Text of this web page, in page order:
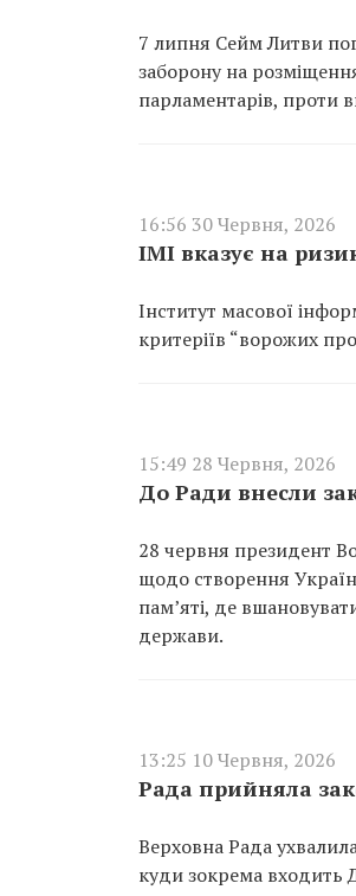
7 липня Сейм Литви
заборону на
парламентарів, проти
16:56 30 Червня, 2026
ІМІ вказує на
Інститут масової
критеріїв “ворожих
15:49 28 Червня, 2026
До Ради внесли
28 червня президент
щодо створення
пам’яті, де
держави.
13:25 10 Червня, 2026
Рада прийняла
Верховна Рада
куди зокрема входить